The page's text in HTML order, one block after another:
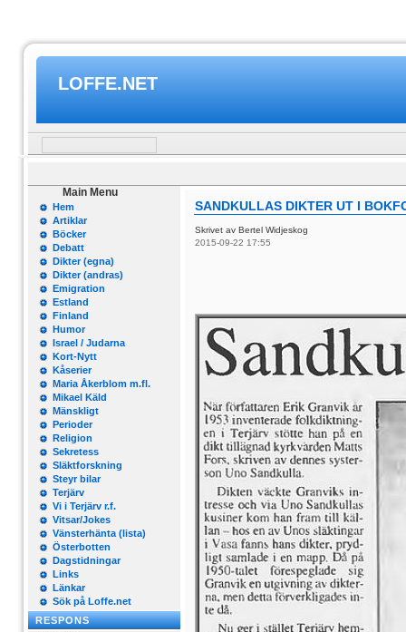
LOFFE.NET
Main Menu
Hem
Artiklar
Böcker
Debatt
Dikter (egna)
Dikter (andras)
Emigration
Estland
Finland
Humor
Israel / Judarna
Kort-Nytt
Kåserier
Maria Åkerblom m.fl.
Mikael Käld
Mänskligt
Perioder
Religion
Sekretess
Släktforskning
Steyr bilar
Terjärv
Vi i Terjärv r.f.
Vitsar/Jokes
Vänsterhänta (lista)
Österbotten
Dagstidningar
Links
Länkar
Sök på Loffe.net
RESPONS
SANDKULLAS DIKTER UT I
Skrivet av Bertel Widjeskog
2015-09-22 17:55